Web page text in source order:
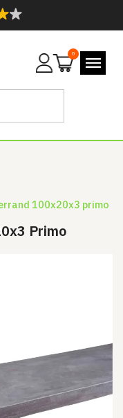
Mijn
0
100x20x3 primo
Primo